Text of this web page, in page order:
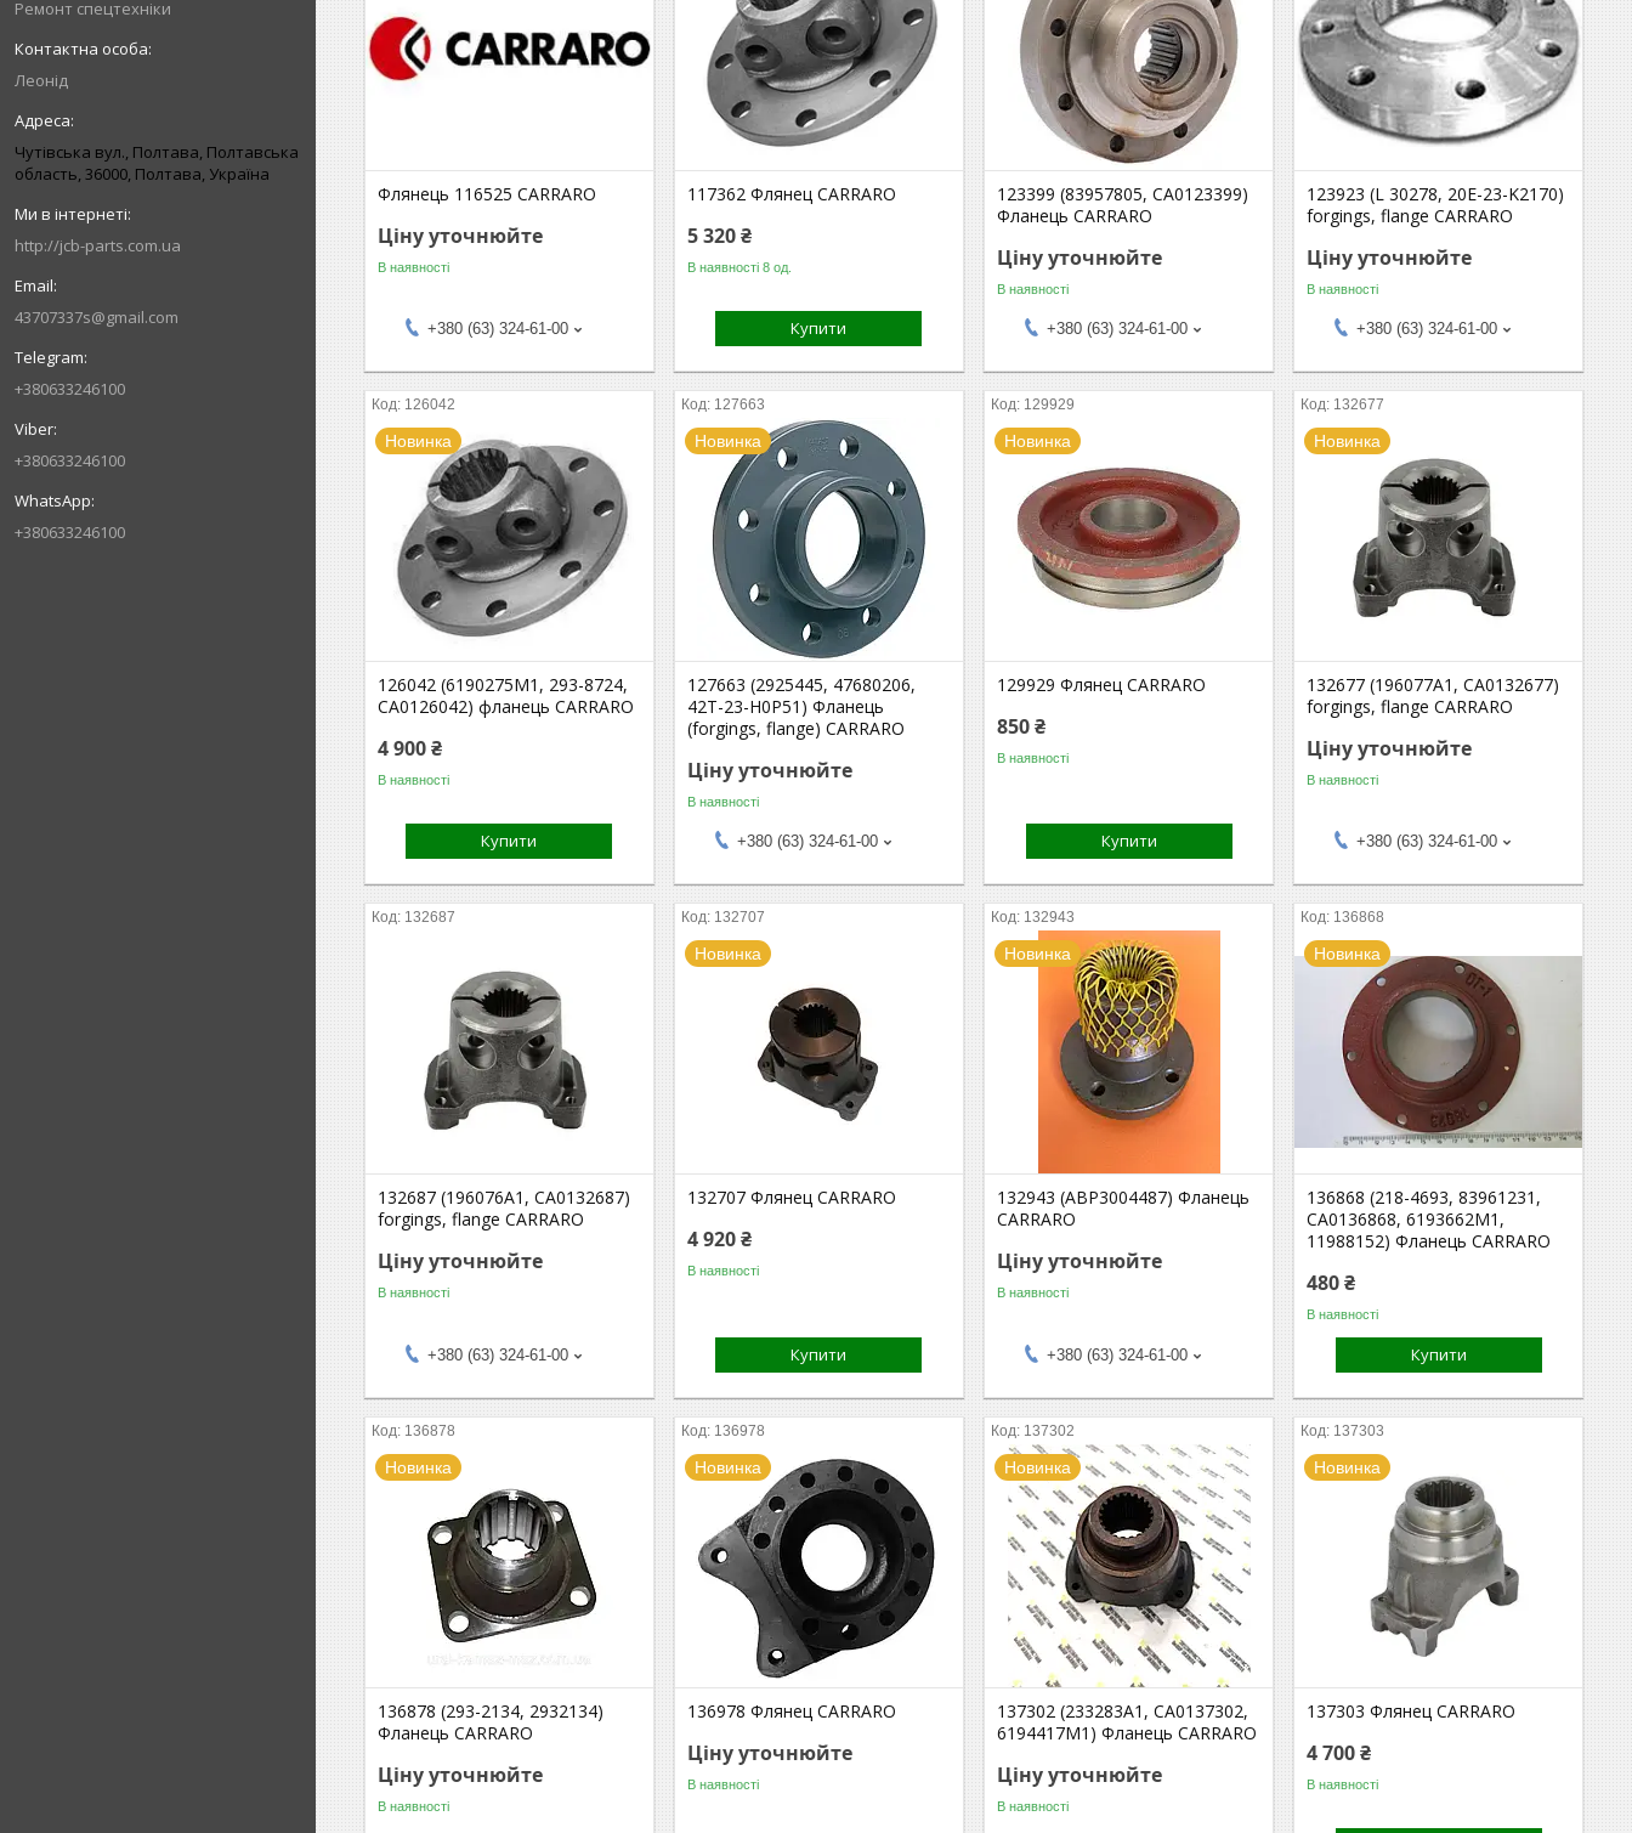
Ремонт спецтехніки
Леонід
Чутівська вул., Полтава, Полтавська
область, 36000, Полтава, Україна
http://jcb-parts.com.ua
43707337s@gmail.com
+380633246100
+380633246100
+380633246100
Флянець 116525 CARRARO
Ціну уточнюйте
В наявності
+380 (63) 324-61-00
117362 Флянец CARRARO
5 320 ₴
В наявності 8 од.
Купити
123399 (83957805, CA0123399)
Фланець CARRARO
Ціну уточнюйте
В наявності
+380 (63) 324-61-00
123923 (L 30278, 20E-23-K2170)
forgings, flange CARRARO
Ціну уточнюйте
В наявності
+380 (63) 324-61-00
126042
Новинка
126042 (6190275M1, 293-8724,
CA0126042) фланець CARRARO
4 900 ₴
В наявності
Купити
127663
Новинка
127663 (2925445, 47680206,
42T-23-H0P51) Фланець
(forgings, flange) CARRARO
Ціну уточнюйте
В наявності
+380 (63) 324-61-00
129929
Новинка
129929 Флянец CARRARO
850 ₴
В наявності
Купити
132677
Новинка
132677 (196077A1, CA0132677)
forgings, flange CARRARO
Ціну уточнюйте
В наявності
+380 (63) 324-61-00
132687
132687 (196076A1, CA0132687)
forgings, flange CARRARO
Ціну уточнюйте
В наявності
+380 (63) 324-61-00
132707
Новинка
132707 Флянец CARRARO
4 920 ₴
В наявності
Купити
132943
Новинка
132943 (ABP3004487) Фланець
CARRARO
Ціну уточнюйте
В наявності
+380 (63) 324-61-00
136868
Новинка
136868 (218-4693, 83961231,
CA0136868, 6193662M1,
11988152) Фланець CARRARO
480 ₴
В наявності
Купити
136878
Новинка
136878 (293-2134, 2932134)
Фланець CARRARO
Ціну уточнюйте
В наявності
136978
Новинка
136978 Флянец CARRARO
Ціну уточнюйте
В наявності
137302
Новинка
137302 (233283A1, CA0137302,
6194417M1) Фланець CARRARO
Ціну уточнюйте
В наявності
137303
Новинка
137303 Флянец CARRARO
4 700 ₴
В наявності